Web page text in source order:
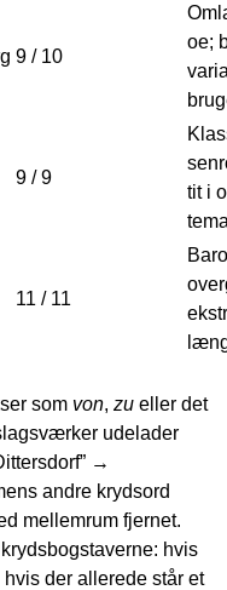
9 / 10
oe;
9 / 9
tit i
11 / 11
som von, zu eller det
udelader
→
andre krydsord
mellemrum fjernet.
hvis
hvis der allerede står et